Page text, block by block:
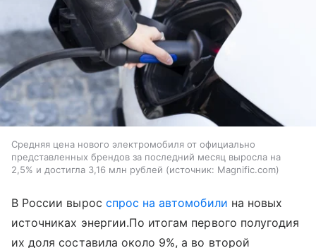
Средняя цена нового электромобиля от официально
представленных брендов за последний месяц выросла на
2,5% и достигла 3,16 млн рублей
источник: Magnific.com
В России вырос спрос на автомобили на новых
источниках энергии.По итогам первого полугодия
их доля составила около 9%, а во второй